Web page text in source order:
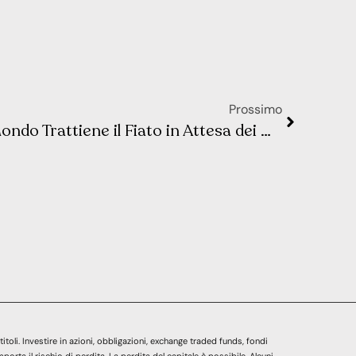
Prossimo
Mercati in Tensione: Il Mondo Trattiene il Fiato in Attesa dei Nuovi Dati
Investire in azioni, obbligazioni, exchange traded funds, fondi